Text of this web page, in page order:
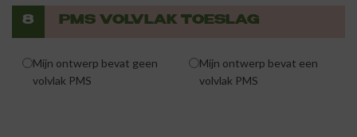
8 PMS VOLVLAK TOESLAG
Mijn ontwerp bevat geen
volvlak PMS
Mijn ontwerp bevat een
volvlak PMS